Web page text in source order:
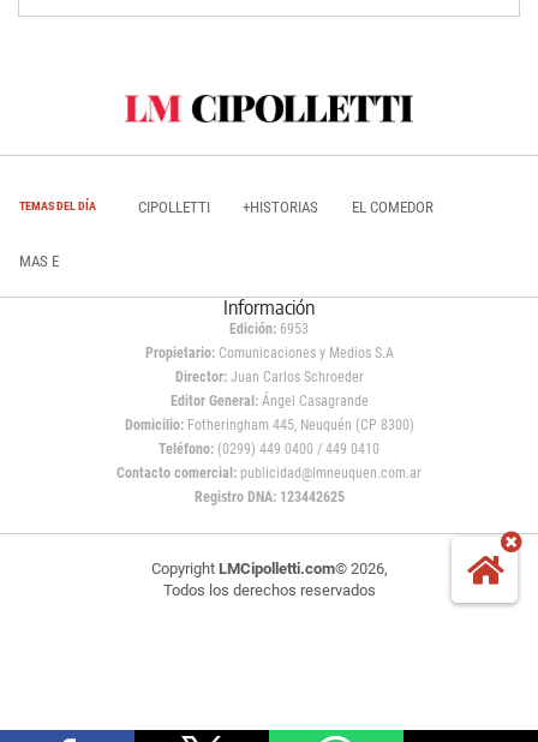
TEMAS DEL DÍA CIPOLLETTI +HISTORIAS EL COMEDOR
MAS E
Información
Edición: 6953
Propietario:Comunicaciones y Medios S.A
Director: Juan Carlos Schroeder
Editor General:Ángel Casagrande
Domicilio:Fotheringham 445, Neuquén (CP 8300)
Teléfono: (0299) 449 0400 / 449 0410
Contacto comercial: publicidad@lmneuquen.com.ar
Registro DNA: 123442625
Copyright LMCipolletti.com© 2026,
Todos los derechos reservados